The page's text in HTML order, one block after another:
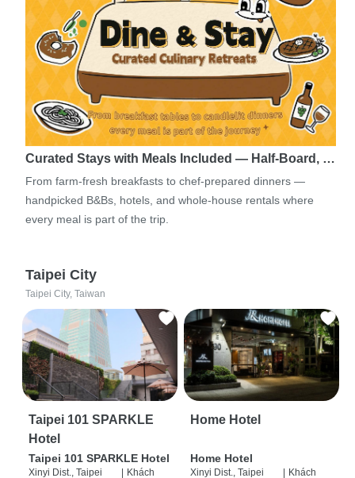
Curated Stays with Meals Included — Half-Board, …
From farm-fresh breakfasts to chef-prepared dinners —
handpicked B&Bs, hotels, and whole-house rentals where
every meal is part of the trip.
Taipei City
Taipei City, Taiwan
Taipei 101 SPARKLE
Hotel
Taipei 101 SPARKLE Hotel
Xinyi Dist., Taipei
Khách
Home Hotel
Home Hotel
Xinyi Dist., Taipei
Khách